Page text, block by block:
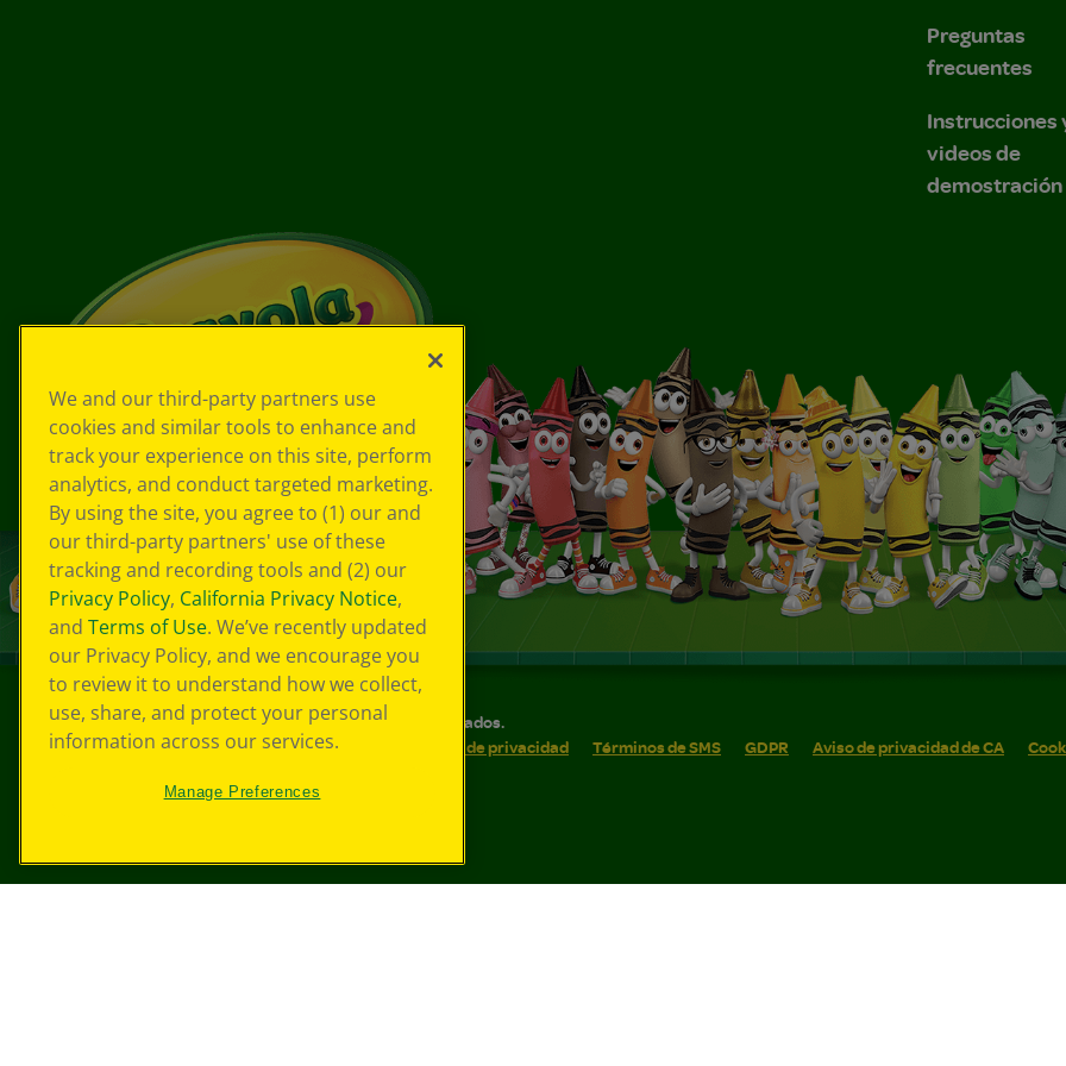
Preguntas
frecuentes
Instrucciones
videos de
demostración
© 2026 Crayola® Todos los derechos reservados.
Sus opciones de privacidad
Política de privacidad Términos de SMS GDPR Aviso de privacidad de CA
We and our third-party partners use
cookies and similar tools to enhance and
track your experience on this site, perform
analytics, and conduct targeted marketing.
By using the site, you agree to (1) our and
our third-party partners' use of these
tracking and recording tools and (2) our
Privacy Policy, California Privacy Notice,
and Terms of Use. We’ve recently updated
our Privacy Policy, and we encourage you
to review it to understand how we collect,
use, share, and protect your personal
information across our services.
Manage Preferences